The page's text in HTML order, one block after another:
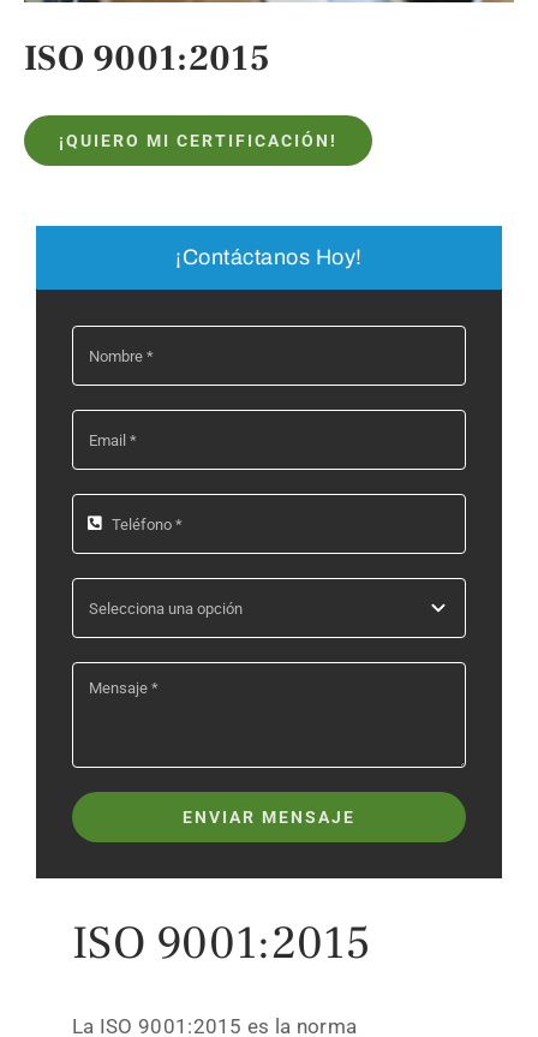
FAQs
ISO 9001:2015
¡QUIERO MI CERTIFICACIÓN!
ISO 9001:2015
La ISO 9001:2015 es la norma
¡Contáctanos Hoy!
ENVIAR MENSAJE